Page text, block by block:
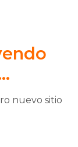
nuevo sitio